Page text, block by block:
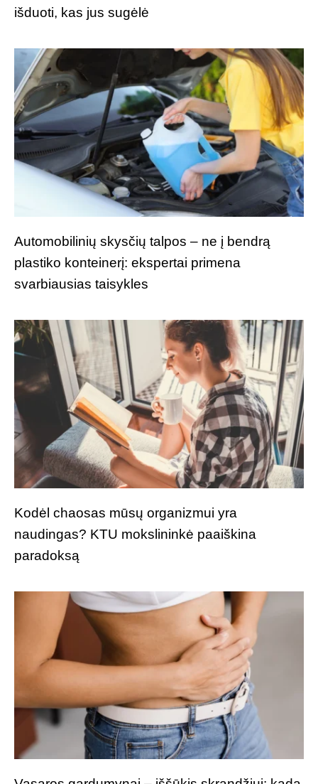
išduoti, kas jus sugėlė
Automobilinių skysčių talpos – ne į bendrą
plastiko konteinerį: ekspertai primena
svarbiausias taisykles
Kodėl chaosas mūsų organizmui yra
naudingas? KTU mokslininkė paaiškina
paradoksą